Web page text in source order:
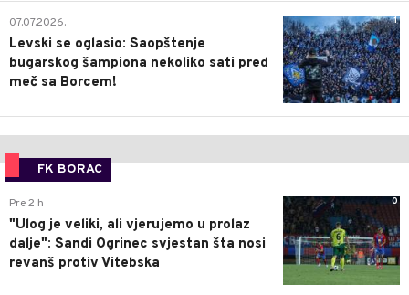
1
07.07.2026.
Levski se oglasio: Saopštenje
bugarskog šampiona nekoliko sati pred
meč sa Borcem!
FK BORAC
0
Pre 2 h
"Ulog je veliki, ali vjerujemo u prolaz
dalje": Sandi Ogrinec svjestan šta nosi
revanš protiv Vitebska